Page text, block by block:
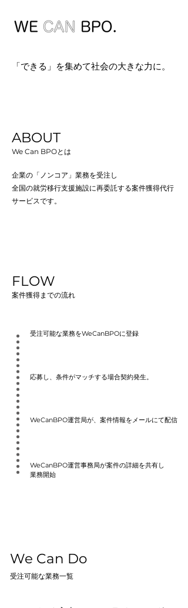
​「できる」を集めて社会の大きな力に。
ABOUT
We Can BPOとは
​企業の「ノンコア」業務を受注し​​
全国の就労移行支援施設に再委託する​案件獲得代行
サービスです。
FLOW
​案件獲得までの流れ
​受注可能な業務をWeCanBPOに登録
​応募し、条件がマッチする場合契約発生。
WeCanBPO運営局が、案件情報をメールにて配信​
WeCanBPO運営事務局が案件の詳細を共有し​
業務開始
​We Can Do
​​受注可能な業務一覧